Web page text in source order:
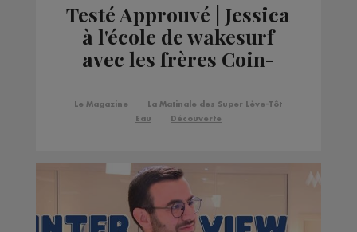
Testé Approuvé | Jessica
à l'école de wakesurf
avec les frères Coin-
Le Magazine
La Matinale des Super Lève-Tôt
Eau
Découverte